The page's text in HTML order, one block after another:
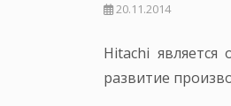
20.11.2014
Hitachi
развитие